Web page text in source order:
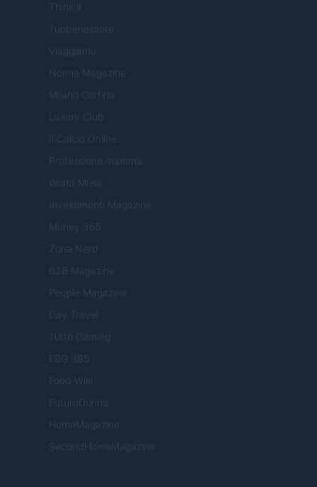
Think.it
Tuobenessere
Viaggiamo
Nonne Magazine
Milano Cortina
Luxury Club
Il Calcio Online
Professione mamma
World Music
Investimenti Magazine
Money 365
Zona Nerd
B2B Magazine
People Magazine
Day Travel
Tutto Gaming
ESG 365
Food Wiki
FuturoDonna
HomeMagazine
SecondHomeMagazine